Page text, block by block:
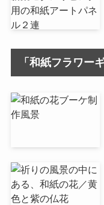
「和紙フラワー